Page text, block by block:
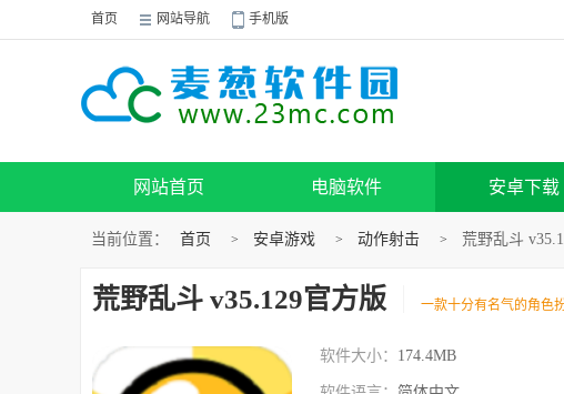
首页 网站导航 手机版
网站首页 电脑软件 安卓下载
当前位置： 首页 > 安卓游戏 > 动作射击 > 荒野乱斗
荒野乱斗 v35.129官方版 一款十分有名气的角色
软件大小： 174.4MB